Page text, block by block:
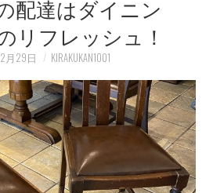
配達はダイニン
リフレッシュ！
月29日 KIRAKUKAN1001